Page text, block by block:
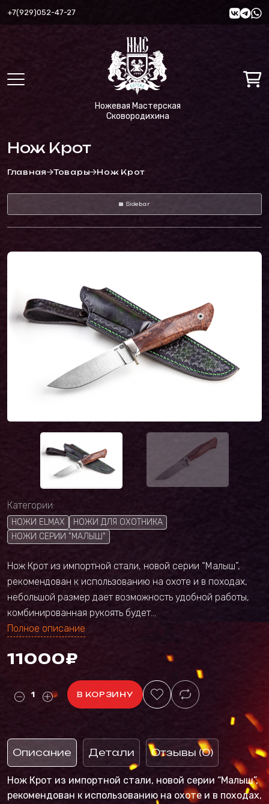
+7(929)052-47-27
Ножевая Мастерская
Сковородихина
Нож Крот
Главная Товары Нож Крот
Sidebar
Категории:
НОЖИ ELMAX
НОЖИ ДЛЯ ОХОТНИКА
НОЖИ СЕРИИ "МАЛЫШ"
Нож Крот из импортной стали, новой серии “Малыш”,
рекомендован к использованию на охоте и в походах,
небольшой размер дает возможность удобной работы,
комбинированная рукоять будет...
Полное описание
11000₽
В КОРЗИНУ
Описание Детали Отзывы (0)
Нож Крот из импортной стали, новой серии “Малыш”,
рекомендован к использованию на охоте и в походах,